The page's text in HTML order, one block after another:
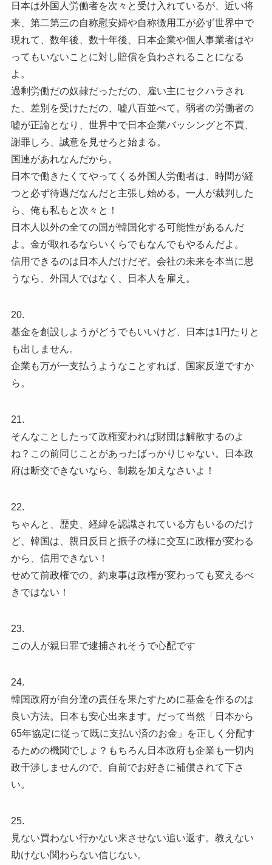
日本は外国人労働者を次々と受け入れているが、近い将
来、第二第三の自称慰安婦や自称徴用工が必ず世界中で
現れて、数年後、数十年後、日本企業や個人事業者はや
ってもいないことに対し賠償を負わされることになる
よ。
過剰労働だの奴隷だっただの、雇い主にセクハラされ
た、差別を受けただの、嘘八百並べて。弱者の労働者の
嘘が正論となり、世界中で日本企業バッシングと不買、
謝罪しろ、誠意を見せろと始まる。
国連があれなんだから。
日本で働きたくてやってくる外国人労働者は、時間が経
つと必ず待遇だなんだと主張し始める。一人が裁判した
ら、俺も私もと次々と！
日本人以外の全ての国が韓国化する可能性があるんだ
よ。金が取れるならいくらでもなんでもやるんだよ。
信用できるのは日本人だけだぞ。会社の未来を本当に思
うなら、外国人ではなく、日本人を雇え。
20.
基金を創設しようがどうでもいいけど、日本は1円たりと
も出しません。
企業も万が一支払うようなことすれば、国家反逆ですか
ら。
21.
そんなことしたって政権変われば財団は解散するのよ
ね？この前同じことがあったばっかりじゃない。日本政
府は断交できないなら、制裁を加えなさいよ！
22.
ちゃんと、歴史、経緯を認識されている方もいるのだけ
ど、韓国は、親日反日と振子の様に交互に政権が変わる
から、信用できない！
せめて前政権での、約束事は政権が変わっても変えるべ
きではない！
23.
この人が親日罪で逮捕されそうで心配です
24.
韓国政府が自分達の責任を果たすために基金を作るのは
良い方法。日本も安心出来ます。だって当然「日本から
65年協定に従って既に支払い済のお金」を正しく分配す
るための機関でしょ？もちろん日本政府も企業も一切内
政干渉しませんので、自前でお好きに補償されて下さ
い。
25.
見ない買わない行かない来させない追い返す。教えない
助けない関わらない信じない。